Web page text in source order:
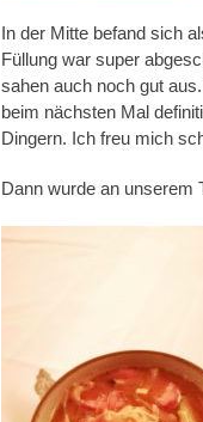
In der Mitte befand sich
Füllung war super
sahen auch noch gut
beim nächsten Mal
Dingern. Ich freu mich
Dann wurde an unserem